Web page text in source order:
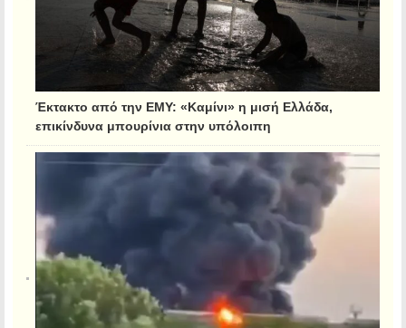
Έκτακτο από την ΕΜΥ: «Καμίνι» η μισή Ελλάδα,
επικίνδυνα μπουρίνια στην υπόλοιπη